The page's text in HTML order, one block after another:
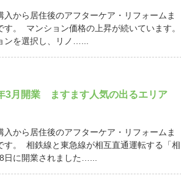
から居住後のアフターケア・リフォームま
。 マンション価格の上昇が続いています。
ンを選択し、リノ…...
3月開業 ますます人気の出るエリア
から居住後のアフターケア・リフォームま
す。 相鉄線と東急線が相互直通運転する「相
に開業されました…...